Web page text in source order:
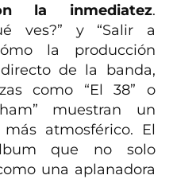
la inmediatez.
ves?” y “Salir a
la producción
de la banda,
como “El 38” o
muestran un
atmosférico. El
que no solo
una aplanadora